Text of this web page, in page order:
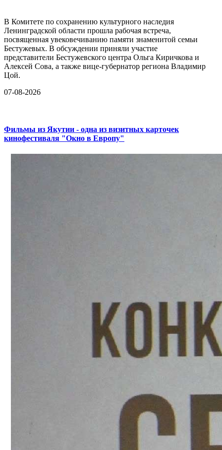
В Комитете по сохранению культурного наследия
Ленинградской области прошла рабочая встреча,
посвященная увековечиванию памяти знаменитой семьи
Бестужевых. В обсуждении приняли участие
представители Бестужевского центра Ольга Киричкова и
Алексей Сова, а также вице-губернатор региона Владимир
Цой.
07-08-2026
Фильмы из Якутии - одна из визитных карточек
кинофестиваля "Окно в Европу"